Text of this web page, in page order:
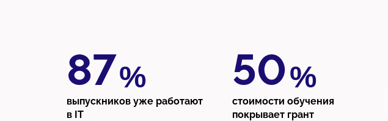
87%
выпускников уже работают
в IT
50%
стоимости обучения
покрывает грант